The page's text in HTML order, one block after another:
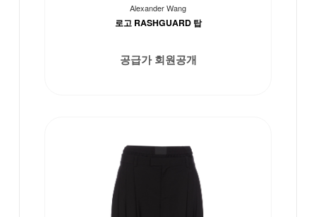
Alexander Wang
로고 RASHGUARD 탑
공급가 회원공개